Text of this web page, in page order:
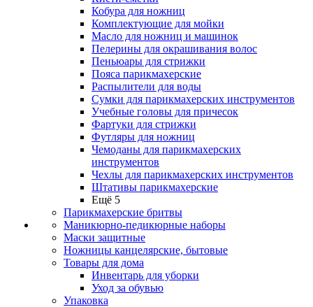
Кобура для ножниц
Комплектующие для мойки
Масло для ножниц и машинок
Пелерины для окрашивания волос
Пеньюары для стрижки
Пояса парикмахерские
Распылители для воды
Сумки для парикмахерских инструментов
Учебные головы для причесок
Фартуки для стрижки
Футляры для ножниц
Чемоданы для парикмахерских
инструментов
Чехлы для парикмахерских инструментов
Штативы парикмахерские
Ещё 5
Парикмахерские бритвы
Маникюрно-педикюрные наборы
Маски защитные
Ножницы канцелярские, бытовые
Товары для дома
Инвентарь для уборки
Уход за обувью
Упаковка